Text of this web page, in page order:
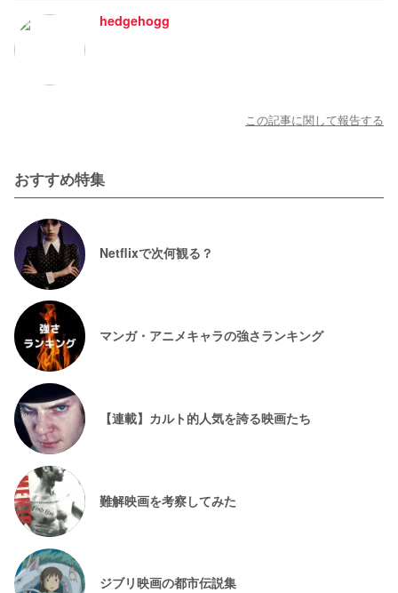
hedgehogg
この記事に関して報告する
おすすめ特集
Netflixで次何観る？
マンガ・アニメキャラの強さランキング
【連載】カルト的人気を誇る映画たち
難解映画を考察してみた
ジブリ映画の都市伝説集